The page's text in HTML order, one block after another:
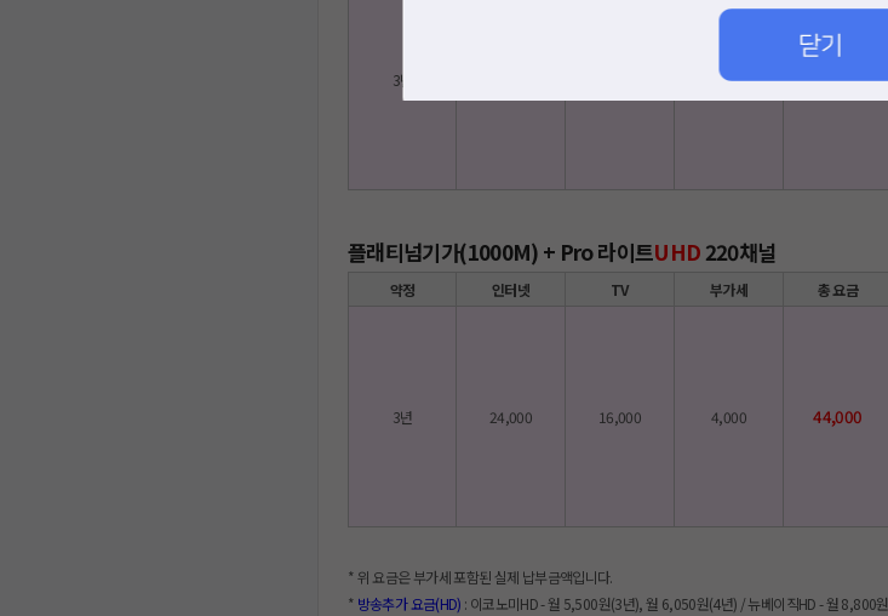
3년 3,890 42,790
플래티넘기가(1000M) + Pro 라이트UHD 220채널
약정 인터넷 TV 부가세 총 요금
3년 24,000 16,000 4,000 44,000
* 위 요금은 부가세 포함된 실제 납부금액입니다.
* 방송추가 요금(HD) : 이코노미HD - 월 5,500원(3년), 월 6,050원(4년) / 뉴베이직HD - 월 8,800원